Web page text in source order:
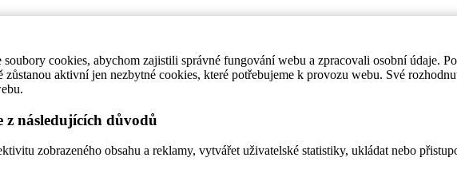
cookies, abychom zajistili správné fungování webu a zpracovali osobní údaje.
aktivní jen nezbytné cookies, které potřebujeme k provozu webu. Své
následujících důvodů
zobrazeného obsahu a reklamy, vytvářet uživatelské statistiky, ukládat nebo